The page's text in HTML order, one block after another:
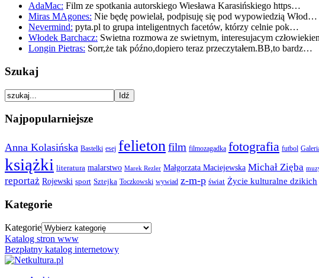
AdaMac: Film ze spotkania autorskiego Wiesława Karasińskiego https…
Miras MAgones: Nie będę powielał, podpisuję się pod wypowiedzią Włod…
Nevermind: pyta.pl to grupa inteligentnych facetów, którzy celnie pok…
Włodek Barchacz: Swietna rozmowa ze swietnym, interesujacym
Longin Pietras: Sorr,że tak późno,dopiero teraz przeczytałem.BB,to bardz…
Szukaj
Najpopularniejsze
Anna Kolasińska Bastelki esej felietonfilm filmozagadka fotografia futbol
książki literatura malarstwo Marek Rezler Małgorzata Maciejewska Michał Zięba
reportaż Rojewski sport Sztejka Toczkowski wywiad z-m-p świat Życie kulturalne dzikich
Kategorie
Kategorie
Katalog stron www
Bezpłatny katalog internetowy